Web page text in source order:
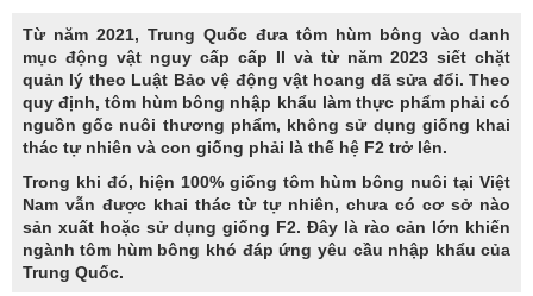
Từ năm 2021, Trung Quốc đưa tôm hùm bông vào danh
mục động vật nguy cấp cấp II và từ năm 2023 siết chặt
quản lý theo Luật Bảo vệ động vật hoang dã sửa đổi. Theo
quy định, tôm hùm bông nhập khẩu làm thực phẩm phải có
nguồn gốc nuôi thương phẩm, không sử dụng giống khai
thác tự nhiên và con giống phải là thế hệ F2 trở lên.
Trong khi đó, hiện 100% giống tôm hùm bông nuôi tại Việt
Nam vẫn được khai thác từ tự nhiên, chưa có cơ sở nào
sản xuất hoặc sử dụng giống F2. Đây là rào cản lớn khiến
ngành tôm hùm bông khó đáp ứng yêu cầu nhập khẩu của
Trung Quốc.